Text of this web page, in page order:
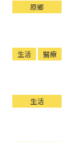
原鄉
生活 醫療
生活